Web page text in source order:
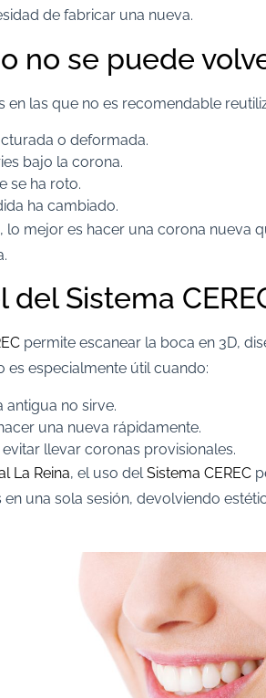
de fabricar una nueva.
no se puede
en las que no es recomendable
o deformada.
bajo la corona.
se ha roto.
ha cambiado.
lo mejor es hacer una corona nueva
del Sistema
permite escanear la boca en 3D,
es especialmente útil cuando:
antigua no sirve.
una nueva rápidamente.
llevar coronas provisionales.
La Reina, el uso del Sistema CEREC
una sola sesión, devolviendo